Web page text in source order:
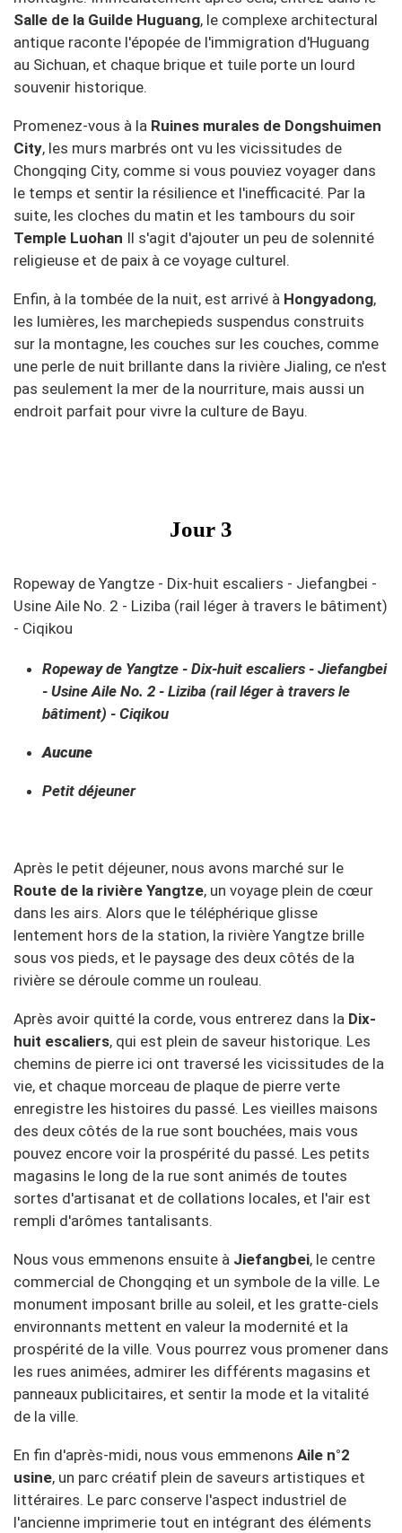
Salle de la Guilde Huguang, le complexe architectural
antique raconte l'épopée de l'immigration d'Huguang
au Sichuan, et chaque brique et tuile porte un lourd
souvenir historique.
Promenez-vous à la Ruines murales de Dongshuimen
City, les murs marbrés ont vu les vicissitudes de
Chongqing City, comme si vous pouviez voyager dans
le temps et sentir la résilience et l'inefficacité. Par la
suite, les cloches du matin et les tambours du soir
Temple Luohan Il s'agit d'ajouter un peu de solennité
religieuse et de paix à ce voyage culturel.
Enfin, à la tombée de la nuit, est arrivé à Hongyadong,
les lumières, les marchepieds suspendus construits
sur la montagne, les couches sur les couches, comme
une perle de nuit brillante dans la rivière Jialing, ce n'est
pas seulement la mer de la nourriture, mais aussi un
endroit parfait pour vivre la culture de Bayu.
Jour 3
Ropeway de Yangtze - Dix-huit escaliers - Jiefangbei -
Usine Aile No. 2 - Liziba (rail léger à travers le bâtiment)
- Ciqikou
Ropeway de Yangtze - Dix-huit escaliers - Jiefangbei
- Usine Aile No. 2 - Liziba (rail léger à travers le
bâtiment) - Ciqikou
Aucune
Petit déjeuner
Après le petit déjeuner, nous avons marché sur le
Route de la rivière Yangtze, un voyage plein de cœur
dans les airs. Alors que le téléphérique glisse
lentement hors de la station, la rivière Yangtze brille
sous vos pieds, et le paysage des deux côtés de la
rivière se déroule comme un rouleau.
Après avoir quitté la corde, vous entrerez dans la Dix-
huit escaliers, qui est plein de saveur historique. Les
chemins de pierre ici ont traversé les vicissitudes de la
vie, et chaque morceau de plaque de pierre verte
enregistre les histoires du passé. Les vieilles maisons
des deux côtés de la rue sont bouchées, mais vous
pouvez encore voir la prospérité du passé. Les petits
magasins le long de la rue sont animés de toutes
sortes d'artisanat et de collations locales, et l'air est
rempli d'arômes tantalisants.
Nous vous emmenons ensuite à Jiefangbei, le centre
commercial de Chongqing et un symbole de la ville. Le
monument imposant brille au soleil, et les gratte-ciels
environnants mettent en valeur la modernité et la
prospérité de la ville. Vous pourrez vous promener dans
les rues animées, admirer les différents magasins et
panneaux publicitaires, et sentir la mode et la vitalité
de la ville.
En fin d'après-midi, nous vous emmenons Aile n°2
usine, un parc créatif plein de saveurs artistiques et
littéraires. Le parc conserve l'aspect industriel de
l'ancienne imprimerie tout en intégrant des éléments